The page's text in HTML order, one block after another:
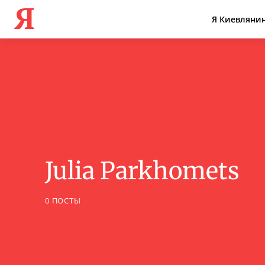
Я Я
Julia Parkhomets
0 ПОСТЫ